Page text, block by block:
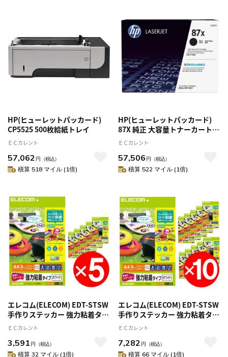
HP(ヒューレットパッカード)
CP5525 500枚給紙トレイ
ＥＣカレント
57,062 円 （税込）
積算 518 マイル (1倍)
HP(ヒューレットパッカード)
87X 純正 大容量トナーカートリ
ッジ 黒
ＥＣカレント
57,506 円 （税込）
積算 522 マイル (1倍)
エレコム(ELECOM) EDT-STSW
手作りステッカー 強力粘着タイ
プ ホワイト A4 3枚 x5セット
ＥＣカレント
3,591 円 （税込）
積算 32 マイル (1倍)
エレコム(ELECOM) EDT-STSW
手作りステッカー 強力粘着タイ
プ ホワイト A4 3枚 x10セット
ＥＣカレント
7,282 円 （税込）
積算 66 マイル (1倍)